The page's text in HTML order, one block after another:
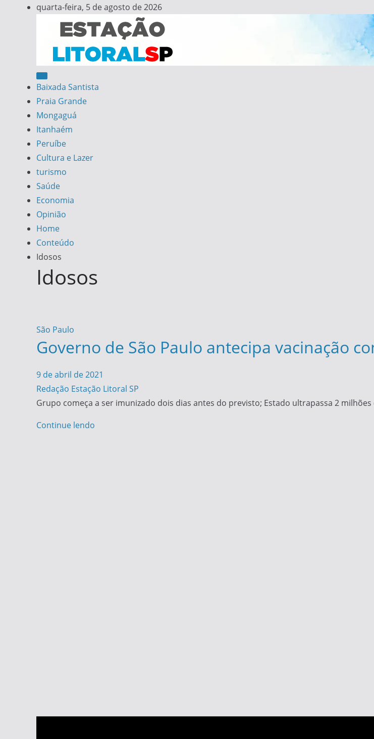
Skip
content
quarta-feira, 5 de agosto de 2026
Estação Litoral SP
Notícias da Baixada Santista
Baixada Santista
Praia Grande
Mongaguá
Itanhaém
Peruíbe
Cultura e Lazer
turismo
Saúde
Economia
Opinião
Home
Conteúdo
Idosos
Idosos
São Paulo
Governo de São Paulo antecipa vacinação
9 de abril de 2021
Redação Estação Litoral SP
Grupo começa a ser imunizado dois dias antes do previsto; Estado ultrapassa 2
Continue lendo